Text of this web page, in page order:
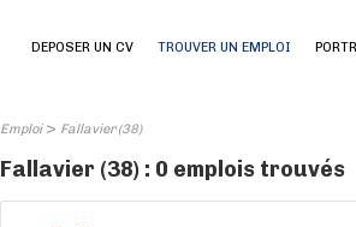
DEPOSER UN CV TROUVER UN EMPLOI
Emploi> Fallavier (38)
Fallavier (38) : 0 emplois trouvés